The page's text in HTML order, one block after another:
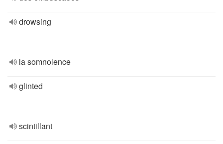
drowsing
la somnolence
glinted
scintillant